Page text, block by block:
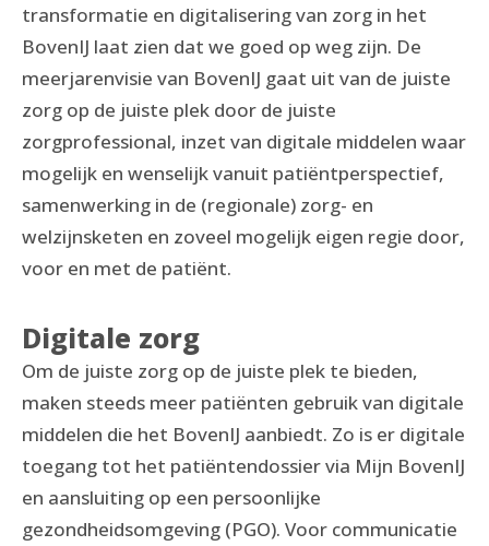
transformatie en digitalisering van zorg in het
BovenIJ laat zien dat we goed op weg zijn. De
meerjarenvisie van BovenIJ gaat uit van de juiste
zorg op de juiste plek door de juiste
zorgprofessional, inzet van digitale middelen waar
mogelijk en wenselijk vanuit patiëntperspectief,
samenwerking in de (regionale) zorg- en
welzijnsketen en zoveel mogelijk eigen regie door,
voor en met de patiënt.
Digitale zorg
Om de juiste zorg op de juiste plek te bieden,
maken steeds meer patiënten gebruik van digitale
middelen die het BovenIJ aanbiedt. Zo is er digitale
toegang tot het patiëntendossier via Mijn BovenIJ
en aansluiting op een persoonlijke
gezondheidsomgeving (PGO). Voor communicatie